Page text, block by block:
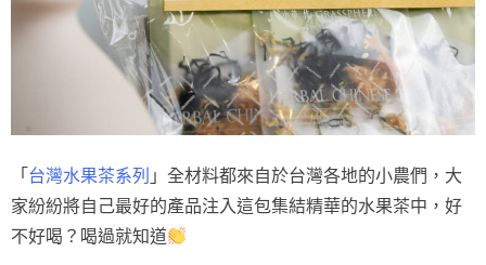
「 台灣水果茶系列 」全材料都來自於台灣各地的小農們，大
家紛紛將自己最好的產品注入這包集結精華的水果茶中，好
不好喝？喝過就知道